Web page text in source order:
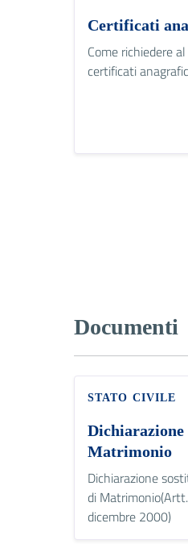
Certificati
Come richiedere
certificati
Documenti
STATO CIVILE
Matrimonio
Dichiarazione
di
dicembre 2000)